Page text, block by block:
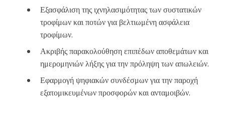
Εξασφάλιση της ιχνηλασιμότητας των συστατικών
τροφίμων και ποτών για βελτιωμένη ασφάλεια
τροφίμων.
Ακριβής παρακολούθηση επιπέδων αποθεμάτων και
ημερομηνιών λήξης για την πρόληψη των απωλειών.
Εφαρμογή ψηφιακών συνδέσμων για την παροχή
εξατομικευμένων προσφορών και ανταμοιβών.